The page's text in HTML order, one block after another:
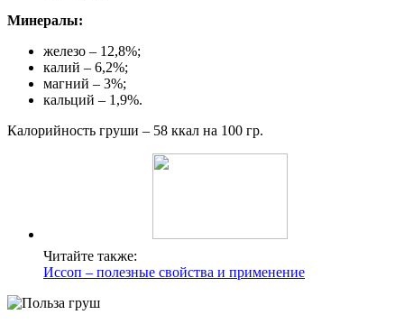
Минералы:
железо – 12,8%;
калий – 6,2%;
магний – 3%;
кальций – 1,9%.
Калорийность груши – 58 ккал на 100 гр.
Читайте также:
Иссоп – полезные свойства и применение